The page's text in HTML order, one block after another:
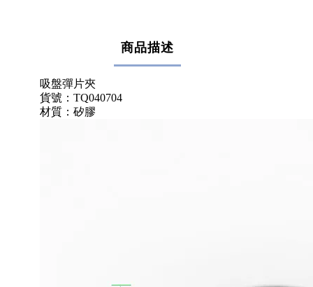
商品描述
吸盤彈片夾
貨號：TQ040704
材質：矽膠